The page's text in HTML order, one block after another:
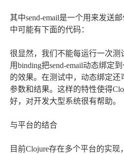
其中send-email是一个用来发送
中可能有下面的代码：
很显然，我们不能每运行一次测
用binding把send-email动态绑定
的效果。在测试中，动态绑定还
参数和结果。这样的特性使得
好，对开发大型系统很有帮助。
与平台的结合
目前Clojure存在多个平台的实现